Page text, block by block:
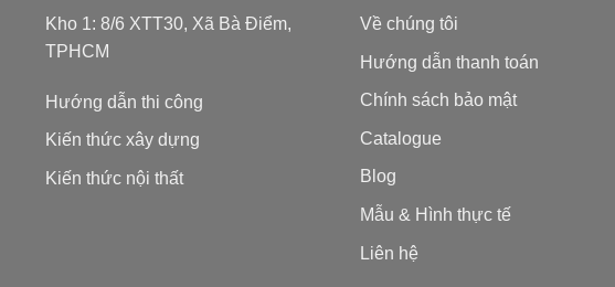
Kho 1: 8/6 XTT30, Xã Bà Điểm,
TPHCM
Hướng dẫn thi công
Kiến thức xây dựng
Kiến thức nội thất
Về chúng tôi
Hướng dẫn thanh toán
Chính sách bảo mật
Catalogue
Blog
Mẫu & Hình thực tế
Liên hệ